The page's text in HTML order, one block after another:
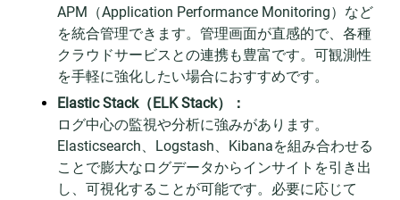
APM（Application Performance Monitoring）など
を統合管理できます。管理画面が直感的で、各種
クラウドサービスとの連携も豊富です。可観測性
を手軽に強化したい場合におすすめです。
Elastic Stack（ELK Stack）：
ログ中心の監視や分析に強みがあります。
Elasticsearch、Logstash、Kibanaを組み合わせる
ことで膨大なログデータからインサイトを引き出
し、可視化することが可能です。必要に応じて